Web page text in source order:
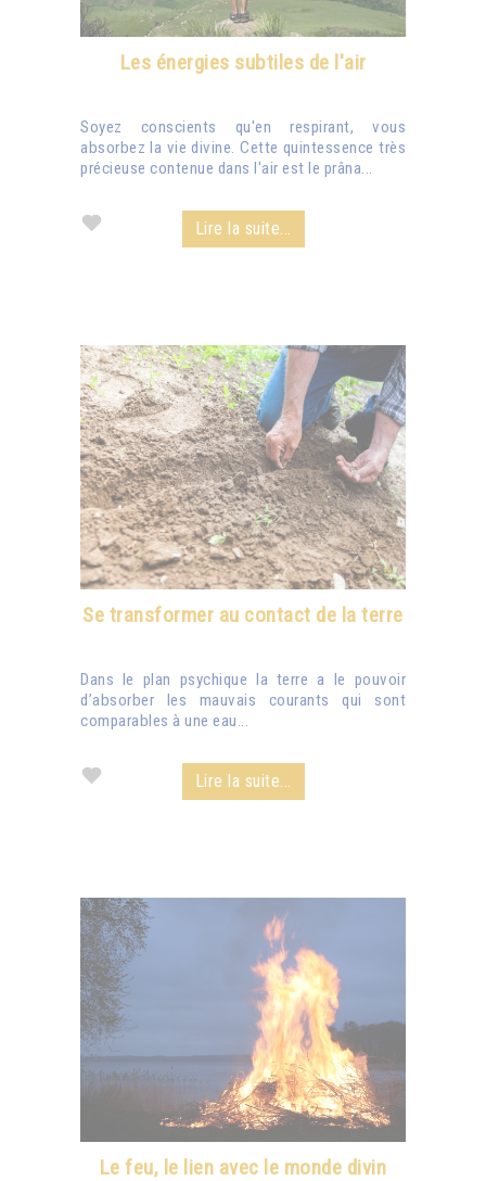
Les énergies subtiles de l'air
Soyez conscients qu'en respirant, vous
absorbez la vie divine. Cette quintessence très
précieuse contenue dans l'air est le prâna...
Lire la suite...
Se transformer au contact de la terre
Dans le plan psychique la terre a le pouvoir
d’absorber les mauvais courants qui sont
comparables à une eau...
Lire la suite...
Le feu, le lien avec le monde divin